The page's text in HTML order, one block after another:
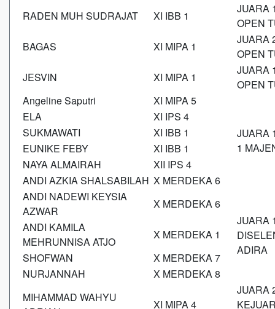
RADEN MUH SUDRAJAT
XI IBB 1
JUARA
OPEN
BAGAS
XI MIPA 1
JUARA
OPEN
JESVIN
XI MIPA 1
JUARA
OPEN
Angeline Saputri
XI MIPA 5
JUARA
1
ELA
XI IPS 4
SUKMAWATI
XI IBB 1
EUNIKE FEBY
XI IBB 1
NAYA ALMAIRAH
XII IPS 4
ANDI AZKIA SHALSABILAH X MERDEKA 6
ANDI NADEWI KEYSIA
AZWAR
X MERDEKA 6
JUARA
ADIRA
ANDI KAMILA
MEHRUNNISA ATJO
X MERDEKA 1
SHOFWAN
X MERDEKA 7
NURJANNAH
X MERDEKA 8
MIHAMMAD WAHYU
XI MIPA 4
JUARA